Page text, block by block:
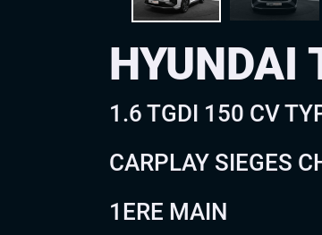
HYUNDAI
1.6 TGDI 150 CV
CARPLAY SIEGES
1ERE MAIN